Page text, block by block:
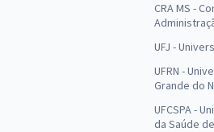
CRA MS -
UFJ -
UFRN -
Grande do
UFCSPA -
da Saúde